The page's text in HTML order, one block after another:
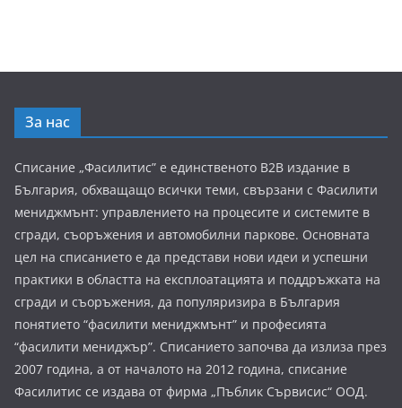
За нас
Списание „Фасилитис” е единственото B2B издание в
България, обхващащо всички теми, свързани с Фасилити
мениджмънт: управлението на процесите и системите в
сгради, съоръжения и автомобилни паркове. Основната
цел на списанието е да представи нови идеи и успешни
практики в областта на експлоатацията и поддръжката на
сгради и съоръжения, да популяризира в България
понятието “фасилити мениджмънт” и професията
“фасилити мениджър”. Списанието започва да излиза през
2007 година, а от началото на 2012 година, списание
Фасилитис се издава от фирма „Пъблик Сървисис“ ООД.